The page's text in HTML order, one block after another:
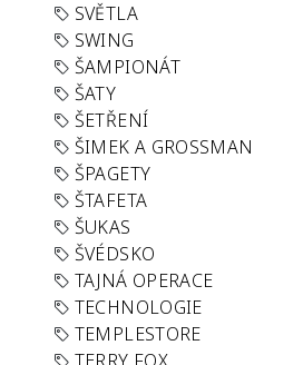
SVĚTLA
SWING
ŠAMPIONÁT
ŠATY
ŠETŘENÍ
ŠIMEK A GROSSMAN
ŠPAGETY
ŠTAFETA
ŠUKAS
ŠVÉDSKO
TAJNÁ OPERACE
TECHNOLOGIE
TEMPLESTORE